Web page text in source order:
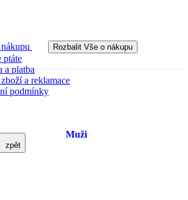
Rozbalit Vše o nákupu
ptáte
a platba
a reklamace
podmínky
zpět
Muži